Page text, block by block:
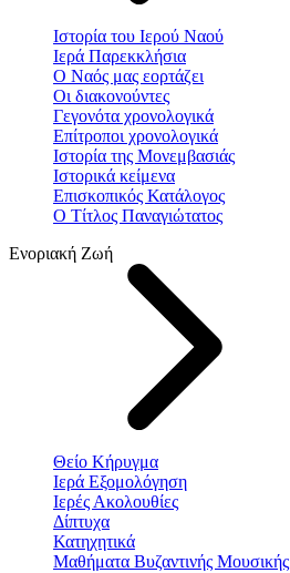
Ιστορία του Ιερού Ναού
Ιερά Παρεκκλήσια
Ο Ναός μας εορτάζει
Οι διακονούντες
Γεγονότα χρονολογικά
Επίτροποι χρονολογικά
Ιστορία της Μονεμβασιάς
Ιστορικά κείμενα
Επισκοπικός Κατάλογος
Ο Τίτλος Παναγιώτατος
Ενοριακή Ζωή
Θείο Κήρυγμα
Ιερά Εξομολόγηση
Ιερές Ακολουθίες
Δίπτυχα
Κατηχητικά
Μαθήματα Βυζαντινής Μουσικής